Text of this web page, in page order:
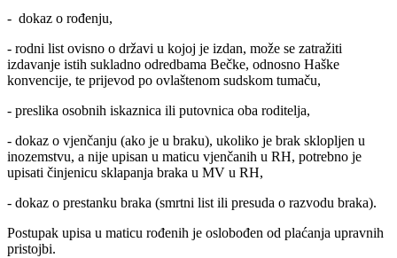
- dokaz o rođenju,
- rodni list ovisno o državi u kojoj je izdan, može se zatražiti
izdavanje istih sukladno odredbama Bečke, odnosno Haške
konvencije, te prijevod po ovlaštenom sudskom tumaču,
- preslika osobnih iskaznica ili putovnica oba roditelja,
- dokaz o vjenčanju (ako je u braku), ukoliko je brak sklopljen u
inozemstvu, a nije upisan u maticu vjenčanih u RH, potrebno je
upisati činjenicu sklapanja braka u MV u RH,
- dokaz o prestanku braka (smrtni list ili presuda o razvodu braka).
Postupak upisa u maticu rođenih je oslobođen od plaćanja upravnih
pristojbi.